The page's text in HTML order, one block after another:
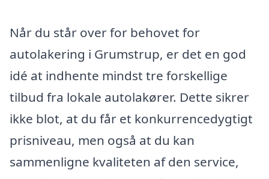
Når du står over for behovet for
autolakering i Grumstrup, er det en god
idé at indhente mindst tre forskellige
tilbud fra lokale autolakører. Dette sikrer
ikke blot, at du får et konkurrencedygtigt
prisniveau, men også at du kan
sammenligne kvaliteten af den service,